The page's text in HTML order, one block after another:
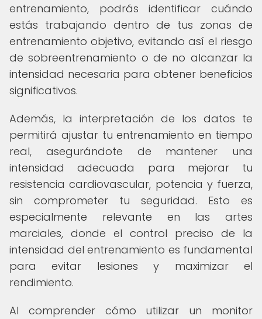
entrenamiento, podrás identificar cuándo
estás trabajando dentro de tus zonas de
entrenamiento objetivo, evitando así el riesgo
de sobreentrenamiento o de no alcanzar la
intensidad necesaria para obtener beneficios
significativos.
Además, la interpretación de los datos te
permitirá ajustar tu entrenamiento en tiempo
real, asegurándote de mantener una
intensidad adecuada para mejorar tu
resistencia cardiovascular, potencia y fuerza,
sin comprometer tu seguridad. Esto es
especialmente relevante en las artes
marciales, donde el control preciso de la
intensidad del entrenamiento es fundamental
para evitar lesiones y maximizar el
rendimiento.
Al comprender cómo utilizar un monitor